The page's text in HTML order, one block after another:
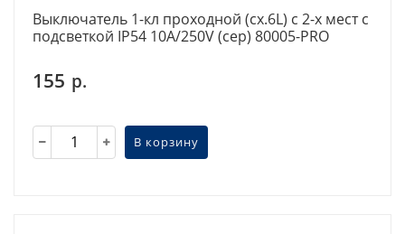
Выключатель 1-кл проходной (сх.6L) с 2-х мест с
подсветкой IP54 10А/250V (сер) 80005-PRO
155 р.
В корзину